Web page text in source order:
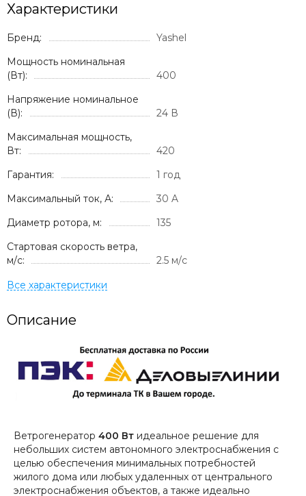
Характеристики
Бренд:
Yashel
Мощность номинальная
(Вт):
400
Напряжение номинальное
(В):
24 В
Максимальная мощность,
Вт:
420
Гарантия:
1 год
Максимальный ток, А:
30 A
Диаметр ротора, м:
135
Стартовая скорость ветра,
м/с:
2.5 м/с
Описание
Ветрогенератор 400 Вт идеальное решение для
небольших систем автономного электроснабжения с
целью обеспечения минимальных потребностей
жилого дома или любых удаленных от центрального
электроснабжения объектов, а также идеально